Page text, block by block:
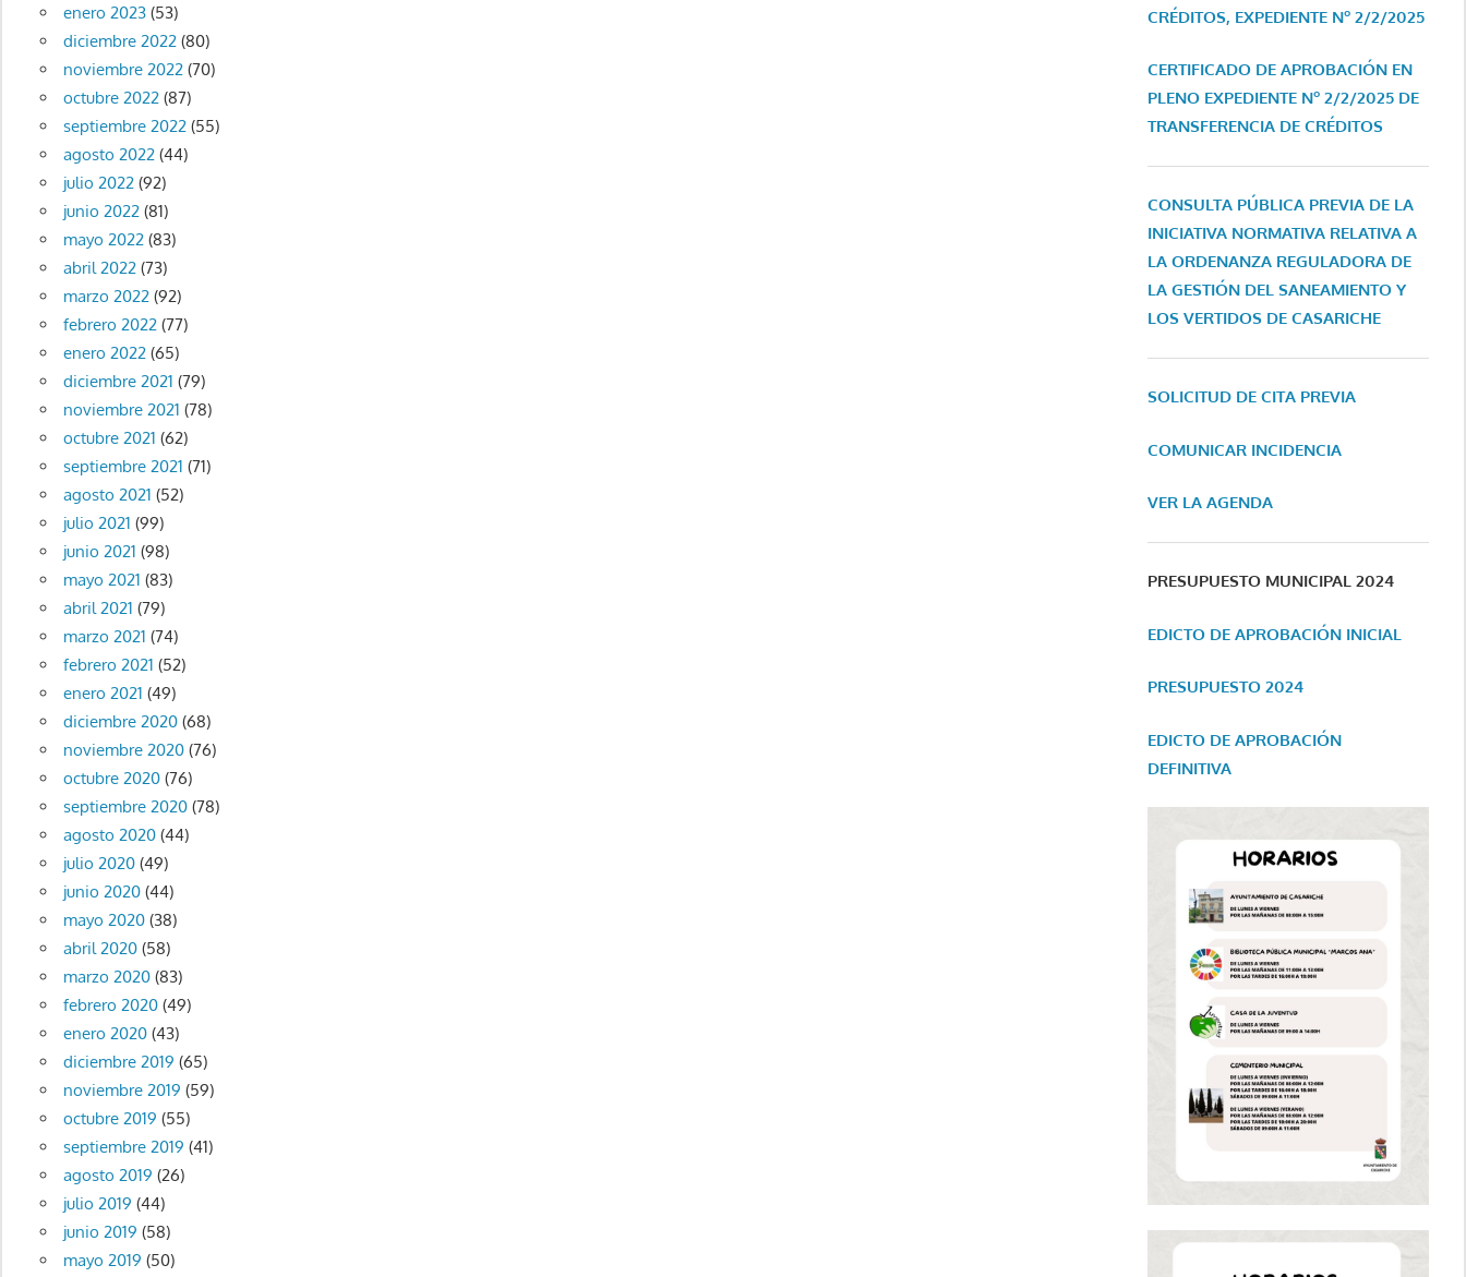
enero 2023(53)
diciembre 2022(80)
noviembre 2022(70)
octubre 2022(87)
septiembre 2022(55)
agosto 2022(44)
julio 2022(92)
junio 2022(81)
mayo 2022(83)
abril 2022(73)
marzo 2022(92)
febrero 2022(77)
enero 2022(65)
diciembre 2021 (79)
noviembre 2021 (78)
octubre 2021 (62)
septiembre 2021 (71)
agosto 2021 (52)
julio 2021 (99)
junio 2021 (98)
mayo 2021 (83)
abril 2021 (79)
marzo 2021 (74)
febrero 2021 (52)
enero 2021 (49)
diciembre 2020(68)
noviembre 2020(76)
octubre 2020(76)
septiembre 2020(78)
agosto 2020(44)
julio 2020(49)
junio 2020(44)
mayo 2020(38)
abril 2020(58)
marzo 2020(83)
febrero 2020(49)
enero 2020(43)
diciembre 2019 (65)
noviembre 2019 (59)
octubre 2019 (55)
septiembre 2019 (41)
agosto 2019 (26)
julio 2019 (44)
junio 2019 (58)
mayo 2019 (50)
CRÉDITOS, EXPEDIENTE Nº 2/2/2025
CERTIFICADO DE APROBACIÓN EN
PLENO EXPEDIENTE Nº 2/2/2025 DE
TRANSFERENCIA DE CRÉDITOS
CONSULTA PÚBLICA PREVIA DE LA
INICIATIVA NORMATIVA RELATIVA A
LA ORDENANZA REGULADORA DE
LA GESTIÓN DEL SANEAMIENTO Y
LOS VERTIDOS DE CASARICHE
SOLICITUD DE CITA PREVIA
COMUNICAR INCIDENCIA
VER LA AGENDA
PRESUPUESTO MUNICIPAL 2024
EDICTO DE APROBACIÓN INICIAL
PRESUPUESTO 2024
EDICTO DE APROBACIÓN
DEFINITIVA